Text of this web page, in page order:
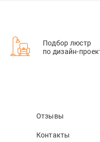
Подбор люстр
по дизайн-
Отзывы
Контакты